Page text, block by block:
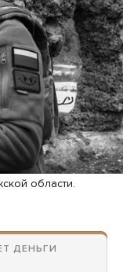
области.
ДЕНЬГИ